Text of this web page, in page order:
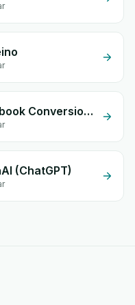
Cathedis + Facebook Conversion API (CAPI)
(ChatGPT)